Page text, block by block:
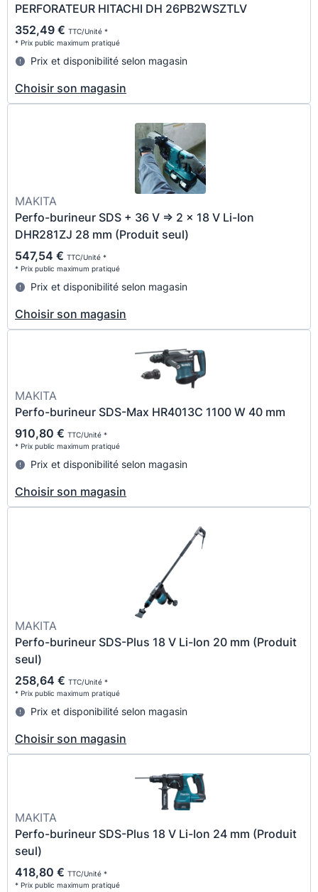
PERFORATEUR HITACHI DH 26PB2WSZTLV
352,49 € TTC/Unité *
* Prix public maximum pratiqué
Prix et disponibilité selon magasin
Choisir son magasin
MAKITA
Perfo-burineur SDS + 36 V => 2 x 18 V Li-Ion
DHR281ZJ 28 mm (Produit seul)
547,54 € TTC/Unité *
* Prix public maximum pratiqué
Prix et disponibilité selon magasin
Choisir son magasin
MAKITA
Perfo-burineur SDS-Max HR4013C 1100 W 40 mm
910,80 € TTC/Unité *
* Prix public maximum pratiqué
Prix et disponibilité selon magasin
Choisir son magasin
MAKITA
Perfo-burineur SDS-Plus 18 V Li-Ion 20 mm (Produit
seul)
258,64 € TTC/Unité *
* Prix public maximum pratiqué
Prix et disponibilité selon magasin
Choisir son magasin
MAKITA
Perfo-burineur SDS-Plus 18 V Li-Ion 24 mm (Produit
seul)
418,80 € TTC/Unité *
* Prix public maximum pratiqué